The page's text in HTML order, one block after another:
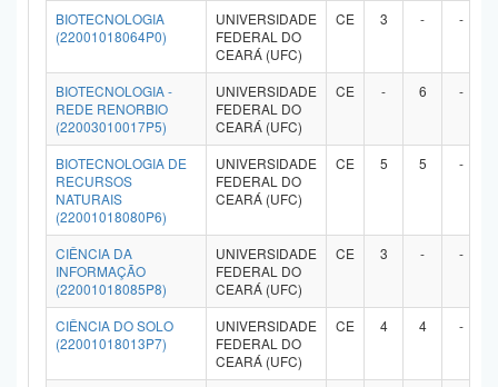
BIOTECNOLOGIA
(22001018064P0)
UNIVERSIDADE
FEDERAL DO
CEARÁ (UFC)
CE 3 - -
BIOTECNOLOGIA -
REDE RENORBIO
(22003010017P5)
UNIVERSIDADE
FEDERAL DO
CEARÁ (UFC)
CE - 6 -
BIOTECNOLOGIA DE
RECURSOS
NATURAIS
(22001018080P6)
UNIVERSIDADE
FEDERAL DO
CEARÁ (UFC)
CE 5 5 -
CIÊNCIA DA
INFORMAÇÃO
(22001018085P8)
UNIVERSIDADE
FEDERAL DO
CEARÁ (UFC)
CE 3 - -
CIÊNCIA DO SOLO
(22001018013P7)
UNIVERSIDADE
FEDERAL DO
CEARÁ (UFC)
CE 4 4 -